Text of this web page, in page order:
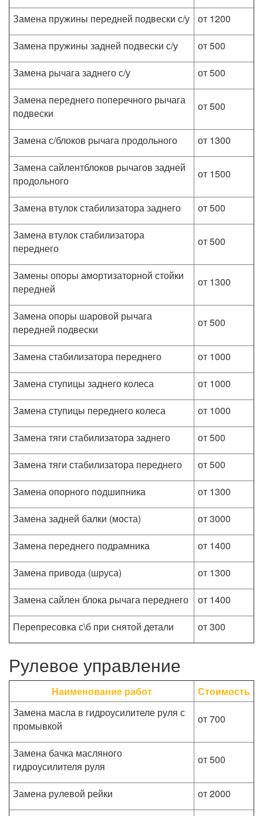
Замена пружины передней подвески с/у
от 1200
Замена пружины задней подвески с/у
от 500
Замена рычага заднего с/у
от 500
Замена переднего поперечного рычага
подвески
от 500
Замена с/блоков рычага продольного
от 1300
Замена сайлентблоков рычагов задней
продольного
от 1500
Замена втулок стабилизатора заднего
от 500
Замена втулок стабилизатора
переднего
от 500
Замены опоры амортизаторной стойки
передней
от 1300
Замена опоры шаровой рычага
передней подвески
от 500
Замена стабилизатора переднего
от 1000
Замена ступицы заднего колеса
от 1000
Замена ступицы переднего колеса
от 1000
Замена тяги стабилизатора заднего
от 500
Замена тяги стабилизатора переднего
от 500
Замена опорного подшипника
от 1300
Замена задней балки (моста)
от 3000
Замена переднего подрамника
от 1400
Замена привода (шруса)
от 1300
Замена сайлен блока рычага переднего
от 1400
Перепресовка с\б при снятой детали
от 300
Рулевое управление
Наименование работ
Стоимость
Замена масла в гидроусилителе руля с
промывкой
от 700
Замена бачка масляного
гидроусилителя руля
от 500
Замена рулевой рейки
от 2000